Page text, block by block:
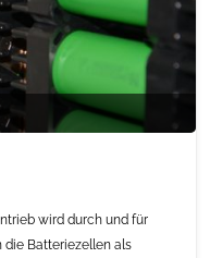
wird durch und für
die Batteriezellen als